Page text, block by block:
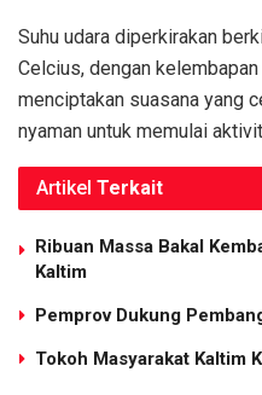
Suhu udara diperkirakan
Celcius, dengan
menciptakan suasana yang
nyaman untuk memulai
Artikel Terkait
Ribuan Massa Bakal
Kaltim
Pemprov Dukung
Tokoh Masyarakat Kaltim